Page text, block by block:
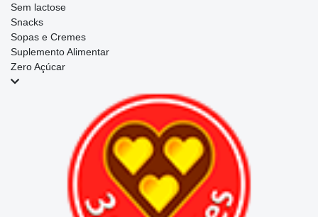
Sem lactose
Snacks
Sopas e Cremes
Suplemento Alimentar
Zero Açúcar